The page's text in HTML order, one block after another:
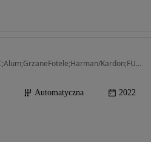
218 KM • FulLed;Automat;Skóra;Kamera;PDC;Alum;GrzaneFotele;Harman/Kardon;FULL!!
Automatyczna 2022